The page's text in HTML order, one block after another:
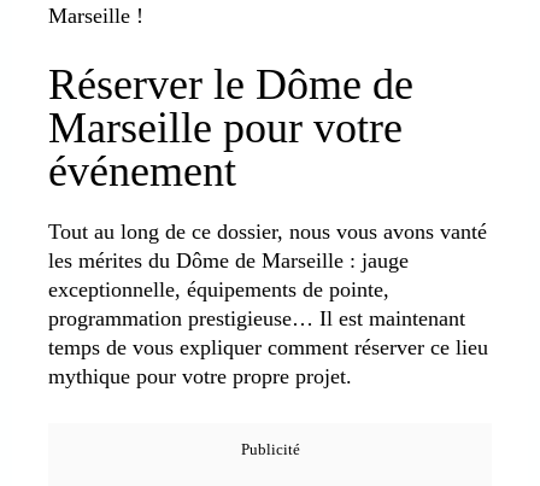
Marseille !
Réserver le Dôme de
Marseille pour votre
événement
Tout au long de ce dossier, nous vous avons vanté
les mérites du Dôme de Marseille : jauge
exceptionnelle, équipements de pointe,
programmation prestigieuse… Il est maintenant
temps de vous expliquer comment réserver ce lieu
mythique pour votre propre projet.